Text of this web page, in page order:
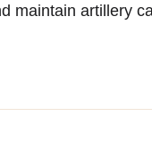
maintain artillery